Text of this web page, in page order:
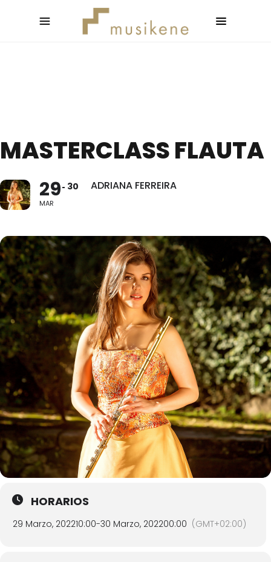
MASTERCLASS FLAUTA
29
MAR
30 ADRIANA FERREIRA
HORARIOS
29 Marzo, 202210:00-30 Marzo, 202200:00 (GMT+02:00)